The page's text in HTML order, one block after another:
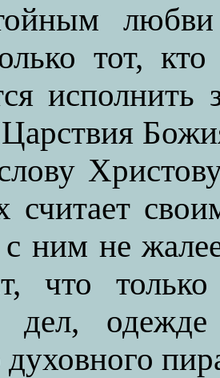
тот,
считает
ним не
что
дел,
духовного